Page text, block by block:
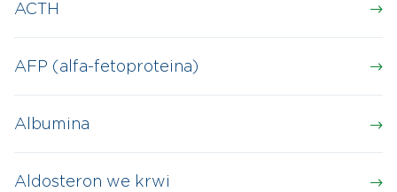
ACTH
AFP (alfa-fetoproteina)
Albumina
Aldosteron we krwi